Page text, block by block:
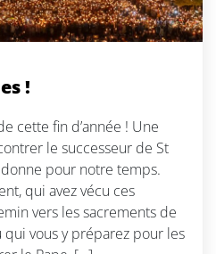
!
cette fin d’année ! Une
le successeur de St
donne pour notre temps.
qui avez vécu ces
vers les sacrements de
qui vous y préparez pour les